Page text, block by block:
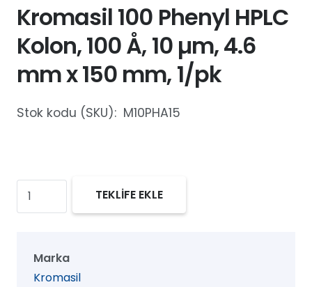
Kromasil 100 Phenyl HPLC
Kolon, 100 Å, 10 µm, 4.6
mm x 150 mm, 1/pk
Stok kodu (SKU): M10PHA15
Kromasil
100
Kolon,
TEKLİFE EKLE
Marka
Kromasil